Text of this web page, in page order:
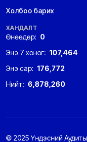
Холбоо барих
ХАНДАЛТ
Өнөөдөр: 0
Энэ 7 хоног: 107,464
Энэ сар: 176,772
Нийт: 6,878,260
© 2025 Үндэсний